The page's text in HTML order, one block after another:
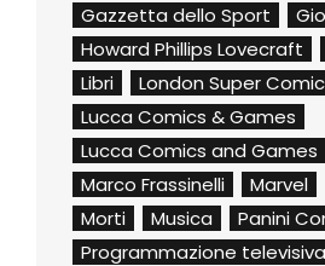
Gazzetta dello Sport
Howard Phillips Lovecraft
Libri
London Super
Lucca Comics & Games
Lucca Comics and Games
Marco Frassinelli
Marvel
Morti
Musica Panini
Programmazione televisiva